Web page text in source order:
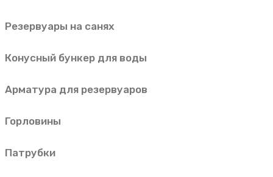
Резервуары на санях
Конусный бункер для воды
Арматура для резервуаров
Горловины
Патрубки